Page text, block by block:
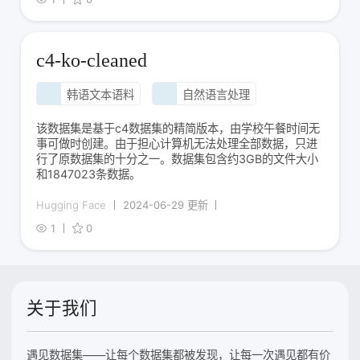
c4-ko-cleaned
韩语文本语料 自然语言处理
该数据集是基于c4数据集的精简版本，由学校午餐时间无
事可做时创建。由于担心计算机无法处理全部数据，只进
行了原数据集的十分之一。数据集包含约3GB的文件大小
和1847023条数据。
Hugging Face
2024-06-29 更新
1
0
关于我们
遇见数据集——让每个数据集都被发现，让每一次遇见都有价